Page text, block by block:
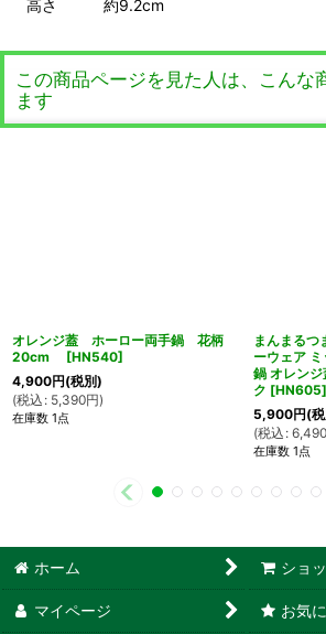
高さ 約9.2cm
この商品ページを見た人は、こんな
ます
オレンジ蓋 ホーロー両手鍋 花柄
20cm
[HN540]
4,900円(税別)
(税込 : 5,390円)
在庫数 1点
まんまるつ
ーウェア
鍋 オレン
ク [HN605]
5,900円(
(税込 : 6,490
在庫数 1点
ホーム ショ
マイページ お気